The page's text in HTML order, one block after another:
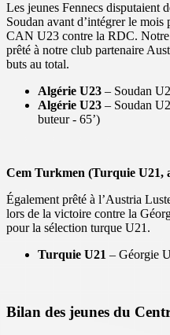
Les jeunes Fennecs disputaient
Soudan avant d’intégrer le
CAN U23 contre la RDC.
prêté à notre club partenaire
buts au total.
Algérie U23 – Soudan
Algérie U23 – Soudan
buteur - 65’)
Cem Turkmen (Turquie U21,
Également prêté à l’Austria
lors de la victoire contre la
pour la sélection turque U21.
Turquie U21 – Géorgie
Bilan des jeunes du